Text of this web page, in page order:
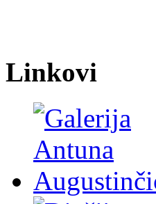
Linkovi